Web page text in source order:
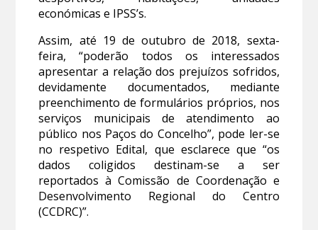
económicas e IPSS’s.
Assim, até 19 de outubro de 2018, sexta-
feira, “poderão todos os interessados
apresentar a relação dos prejuízos sofridos,
devidamente documentados, mediante
preenchimento de formulários próprios, nos
serviços municipais de atendimento ao
público nos Paços do Concelho”, pode ler-se
no respetivo Edital, que esclarece que “os
dados coligidos destinam-se a ser
reportados à Comissão de Coordenação e
Desenvolvimento Regional do Centro
(CCDRC)”.